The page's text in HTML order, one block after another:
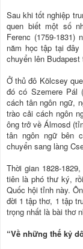
Sau khi tốt nghiệp
quen biết một số
Ferenc (1759-
năm học tập tại
chuyển lên
Ở thủ đô Kölcsey
đó có Szemere Pál
cách tân ngôn ngữ,
trào cải cách ngôn
ông trở về Álmosd
tân ngôn ngữ bên
chuyển sang làng
Thời gian 1828-
tiên là phó thư ký,
Quốc hội tỉnh này.
đời 1 tập thơ, 1 tập
trọng nhất là bài thơ
“Về những thế kỷ